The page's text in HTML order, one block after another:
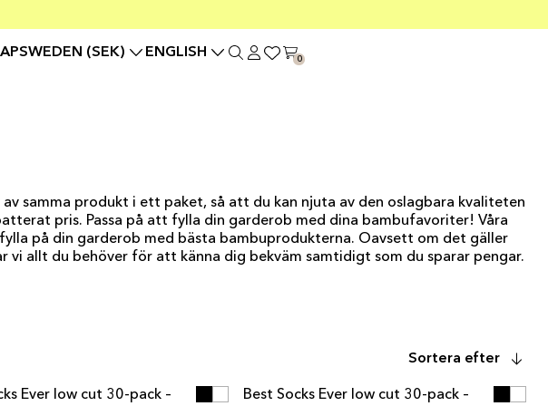
ALLT
SWEDEN (SEK) ENGLISH 0
samma produkt i ett paket, så att du kan njuta av den oslagbara kvaliteten
pris. Passa på att fylla din garderob med dina bambufavoriter! Våra
på din garderob med bästa bambuprodukterna. Oavsett om det gäller
vi allt du behöver för att känna dig bekväm samtidigt som du sparar pengar.
Sortera efter
Ever low cut 30-pack –
MULTIPACK
LÄGG I VARUKORGEN
LÄGG I VARUKORGEN
Best Socks Ever low cut 30-pack –